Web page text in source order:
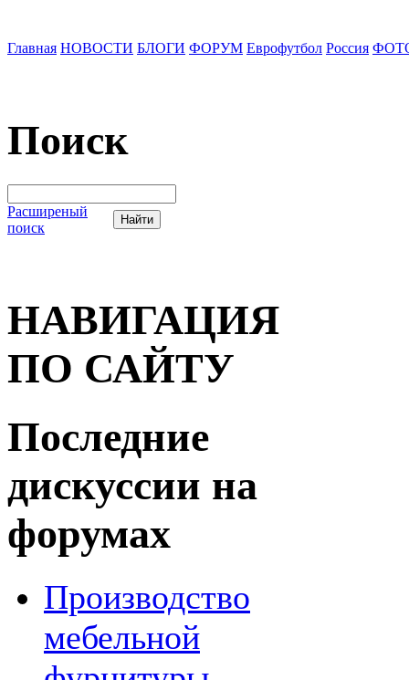
Главная НОВОСТИ БЛОГИ ФОРУМ Еврофутбол Россия
Поиск
Расширеный
поиск
НАВИГАЦИЯ
ПО САЙТУ
Последние
дискуссии на
форумах
Производство
мебельной